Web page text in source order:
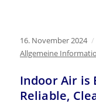
16. November 2024 /
Allgemeine
Indoor Air is
Reliable,